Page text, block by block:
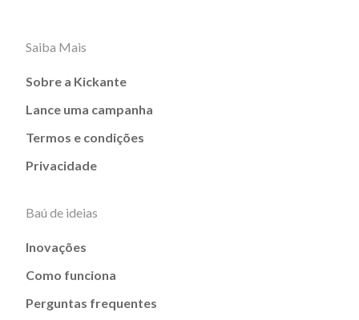
Saiba Mais
Sobre a Kickante
Lance uma campanha
Termos e condições
Privacidade
Baú de ideias
Inovações
Como funciona
Perguntas frequentes